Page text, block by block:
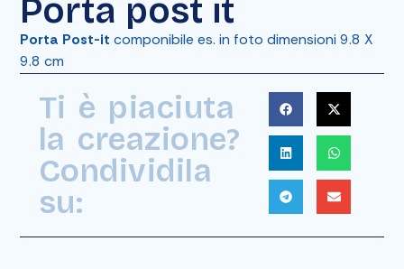
Porta post it
Porta Post-it componibile es. in foto dimensioni 9.8 X
9.8 cm
Ti è piaciuta
la creazione?
Condividila
su: